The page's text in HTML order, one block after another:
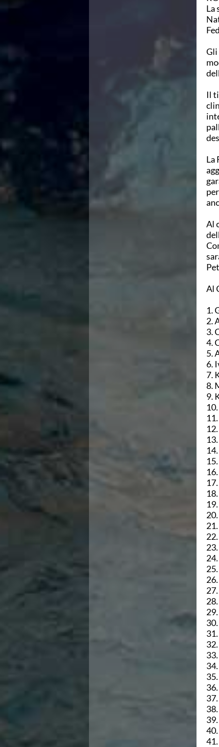
Primati
Albi d'oro - Primati
News
Sedi Regionali e Provinciali
Diventa SNF
C. F. Polo Acquatico Frecciarossa Ostia
C. F. Acerra "Carlo Pedersoli"
C. F. Trieste "Bruno Bianchi"
La
Gli
Il
La
Al
Al
1.
2.
3.
4.
5.
6.
7.
8.
9.